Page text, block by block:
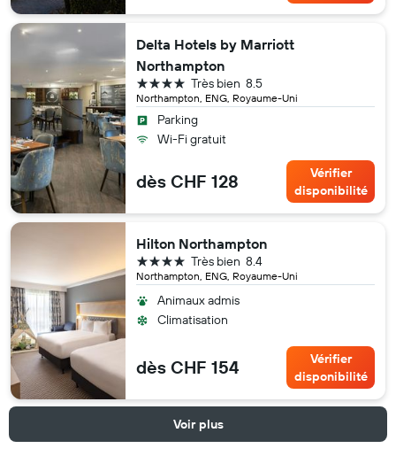
Delta Hotels by Marriott
Northampton
Northampton, ENG, Royaume-Uni
8.5
Très bien
4 étoiles
Parking
Wi-Fi gratuit
dès CHF 128
Vérifier
disponibilité
Hilton Northampton
Northampton, ENG, Royaume-Uni
8.4
Très bien
4 étoiles
Animaux admis
Climatisation
dès CHF 154
Vérifier
disponibilité
Voir plus